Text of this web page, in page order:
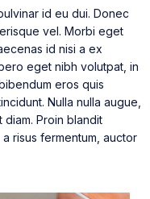
id eu dui. Donec
vel. Morbi eget
id nisi a ex
eget nibh volutpat, in
eros quis
Nulla nulla augue,
diam. Proin blandit
risus fermentum, auctor